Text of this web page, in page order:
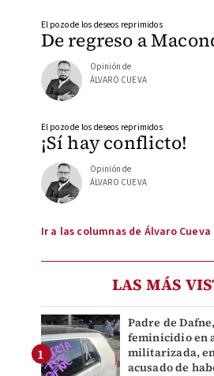
De regreso a
El pozo de los deseos reprimidos
Opinión de
ÁLVARO CUEVA
¡Sí hay conflicto!
El pozo de los deseos reprimidos
Opinión de
ÁLVARO CUEVA
Ir a las columnas de Álvaro Cueva
LAS MÁS
Padre de
feminicidio en
militarizada,
acusado de